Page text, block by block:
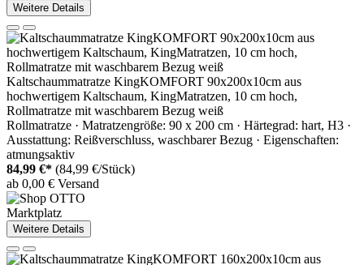
Weitere Details
Kaltschaummatratze KingKOMFORT 90x200x10cm aus
hochwertigem Kaltschaum, KingMatratzen, 10 cm hoch,
Rollmatratze mit waschbarem Bezug weiß
Rollmatratze · Matratzengröße: 90 x 200 cm · Härtegrad: hart, H3 ·
Ausstattung: Reißverschluss, waschbarer Bezug · Eigenschaften:
atmungsaktiv
84,99 €* (84,99 €/Stück)
ab 0,00 € Versand
Marktplatz
Weitere Details